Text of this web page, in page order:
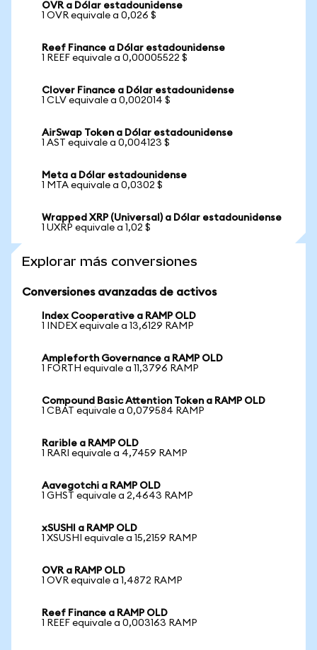
OVR a Dólar estadounidense
1 OVR equivale a 0,026 $
Reef Finance a Dólar estadounidense
1 REEF equivale a 0,00005522 $
Clover Finance a Dólar estadounidense
1 CLV equivale a 0,002014 $
AirSwap Token a Dólar estadounidense
1 AST equivale a 0,004123 $
Meta a Dólar estadounidense
1 MTA equivale a 0,0302 $
Wrapped XRP (Universal) a Dólar estadounidense
1 UXRP equivale a 1,02 $
Explorar más conversiones
Conversiones avanzadas de activos
Index Cooperative a RAMP OLD
1 INDEX equivale a 13,6129 RAMP
Ampleforth Governance a RAMP OLD
1 FORTH equivale a 11,3796 RAMP
Compound Basic Attention Token a RAMP OLD
1 CBAT equivale a 0,079584 RAMP
Rarible a RAMP OLD
1 RARI equivale a 4,7459 RAMP
Aavegotchi a RAMP OLD
1 GHST equivale a 2,4643 RAMP
xSUSHI a RAMP OLD
1 XSUSHI equivale a 15,2159 RAMP
OVR a RAMP OLD
1 OVR equivale a 1,4872 RAMP
Reef Finance a RAMP OLD
1 REEF equivale a 0,003163 RAMP